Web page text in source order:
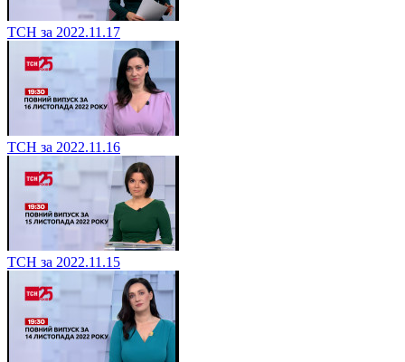
ТСН за 2022.11.17
ТСН за 2022.11.16
ТСН за 2022.11.15